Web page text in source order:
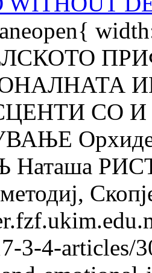
СО
3-4-articles/